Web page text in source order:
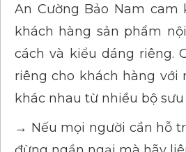
An Cường Bảo Nam cam
khách hàng sản phẩm
cách và kiểu dáng riêng.
riêng cho khách hàng với
khác nhau từ nhiều bộ sưu
→ Nếu mọi người cần hỗ